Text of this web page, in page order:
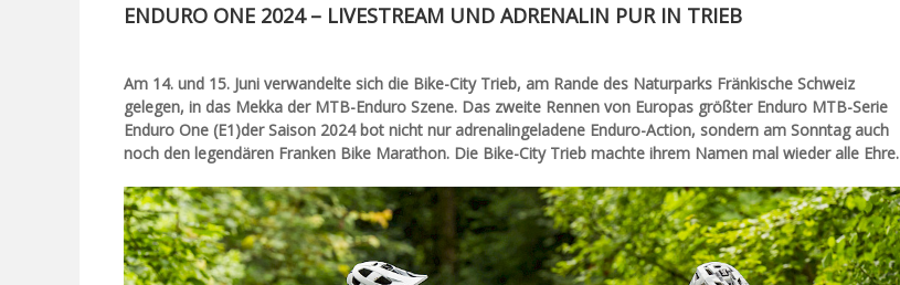
ENDURO ONE 2024 – LIVESTREAM UND ADRENALIN PUR IN TRIEB
Am 14. und 15. Juni verwandelte sich die Bike-City Trieb, am Rande des Naturparks Fränkische Schweiz
gelegen, in das Mekka der MTB-Enduro Szene. Das zweite Rennen von Europas größter Enduro MTB-Serie
Enduro One (E1)der Saison 2024 bot nicht nur adrenalingeladene Enduro-Action, sondern am Sonntag auch
noch den legendären Franken Bike Marathon. Die Bike-City Trieb machte ihrem Namen mal wieder alle Ehre.